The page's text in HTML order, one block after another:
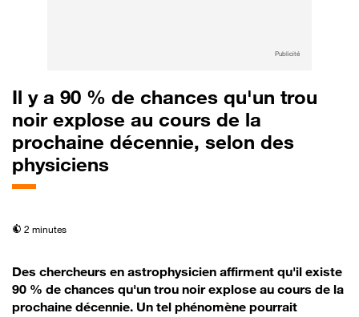
Publicité
Il y a 90 % de chances qu'un trou
noir explose au cours de la
prochaine décennie, selon des
physiciens
temps de lecture
2 minutes
Des chercheurs en astrophysicien affirment qu'il existe
90 % de chances qu'un trou noir explose au cours de la
prochaine décennie. Un tel phénomène pourrait